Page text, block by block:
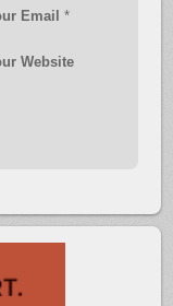
Email *
Website